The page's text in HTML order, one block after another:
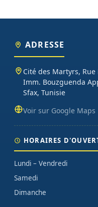
ADRESSE
Cité des Martyrs,
Imm. Bouzguenda
Sfax, Tunisie
Voir sur Google
HORAIRES
Lundi – Vendredi
Samedi
Dimanche